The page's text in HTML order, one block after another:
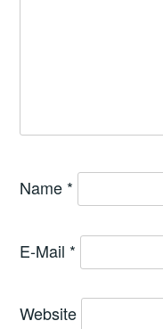
Name *
E-Mail *
Website